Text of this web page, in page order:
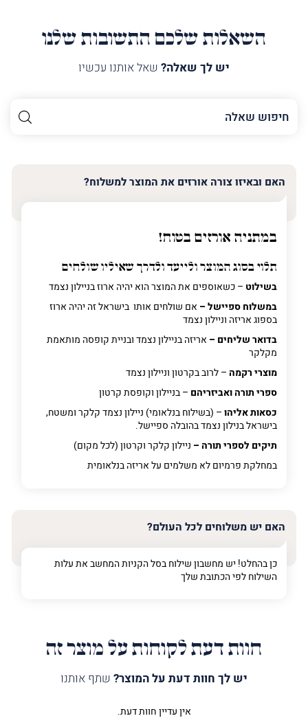
השאלות שלכם התשובות שלנו
יש לך שאלה? שאל אותנו עכשיו
השם
שלך
פרט
על
מה
מדובר
פרט על מה מדובר
האם ובאיזו צורה אורזים את המוצר למשלוח?
במתניה אורזים בטוח!
תלוי בסוג המוצר ולייעד ולדרך שאיליו שולחים
בשילוט – כשאוספים את המוצר הוא יהיה ארוז בניילון נצמד
במשלוח ספיישל – אם שולחים אותו בישראל זה יהיה ארוז
בספוג אריזה וניילון נצמד
בדואר שליחים – אריזה בניילון נצמד ובניית קופסה מותאמת
מקלקר
מוצרי רקמה – לרוב בקרטון וניילון נצמד
ספרי תורה ואביזריהם – בניילון וקופסת קרטון
כסאות אליהו– (בשילוח בנלאומי) ניילון נצמד קלקר ומשטח,
בישראל בנילון נצמד בהובלה ספיישל.
תיקים לספרי תורה – ניילון קלקר וקרטון (לכל מקום)
במחלקת פרמיוםלא משלמים על אריזה בנלאומית
האם יש משלוחים לכל העולם?
כן בהחלט! יש מחשבון שילוח בסל הקניות המחשב את עלות
השילוח לפי הכתובת שלך
חוות דעת לקוחות על מוצר זה
יש לך חוות דעת על המוצר? שתף אותנו
אין עדיין חוות דעת.